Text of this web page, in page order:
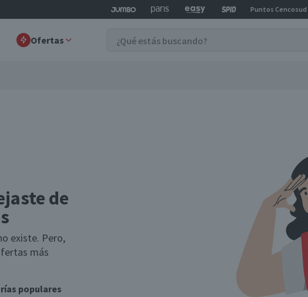
Puntos Cencosud
Ofertas
de
existe. Pero,
más
populares